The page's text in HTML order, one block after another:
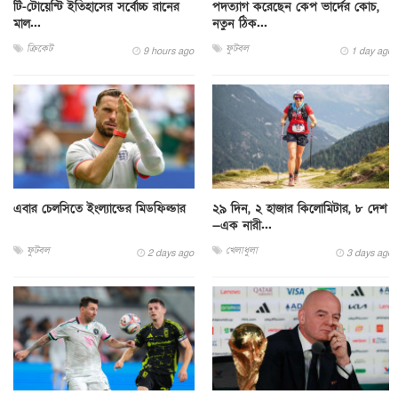
টি-টোয়েন্টি ইতিহাসের সর্বোচ্চ রানের
মাল...
ক্রিকেট 9 hours ago
পদত্যাগ করেছেন কেপ ভার্দের কোচ,
নতুন ঠিক...
ফুটবল 1 day ago
এবার চেলসিতে ইংল্যান্ডের মিডফিল্ডার
ফুটবল 2 days ago
২৯ দিন, ২ হাজার কিলোমিটার, ৮ দেশ
—এক নারী...
খেলাধুলা 3 days ago